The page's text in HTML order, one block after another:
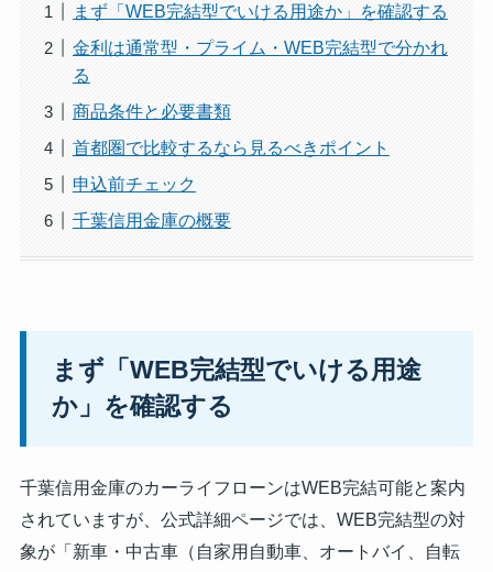
まず「WEB完結型でいける用途か」を確認する
金利は通常型・プライム・WEB完結型で分かれ
る
商品条件と必要書類
首都圏で比較するなら見るべきポイント
申込前チェック
千葉信用金庫の概要
まず「WEB完結型でいける用途
か」を確認する
千葉信用金庫のカーライフローンはWEB完結可能と案内
されていますが、公式詳細ページでは、WEB完結型の対
象が「新車・中古車（自家用自動車、オートバイ、自転